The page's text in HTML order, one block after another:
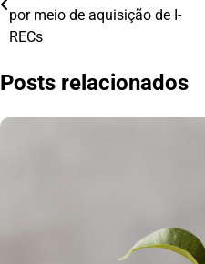
de
Post
por meio de aquisição de I-
RECs
Posts relacionados